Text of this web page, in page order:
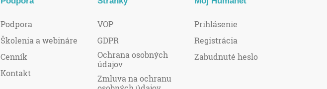
Podpora
Školenia a webináre
Cenník
Kontakt
VOP
GDPR
Ochrana osobných
údajov
Zmluva na ochranu
Prihlásenie
Registrácia
Zabudnuté heslo